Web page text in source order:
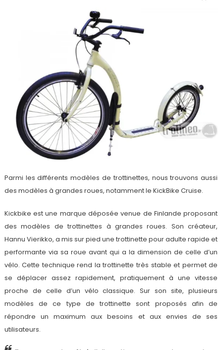
Parmi les différents modèles de trottinettes, nous trouvons aussi
des modèles à grandes roues, notamment le KickBike Cruise.
Kickbike est une marque déposée venue de Finlande proposant
des modèles de trottinettes à grandes roues. Son créateur,
Hannu Vierikko, a mis sur pied une trottinette pour adulte rapide et
performante via sa roue avant qui a la dimension de celle d’un
vélo. Cette technique rend la trottinette très stable et permet de
se déplacer assez rapidement, pratiquement à une vitesse
proche de celle d’un vélo classique. Sur son site, plusieurs
modèles de ce type de trottinette sont proposés afin de
répondre un maximum aux besoins et aux envies de ses
utilisateurs.